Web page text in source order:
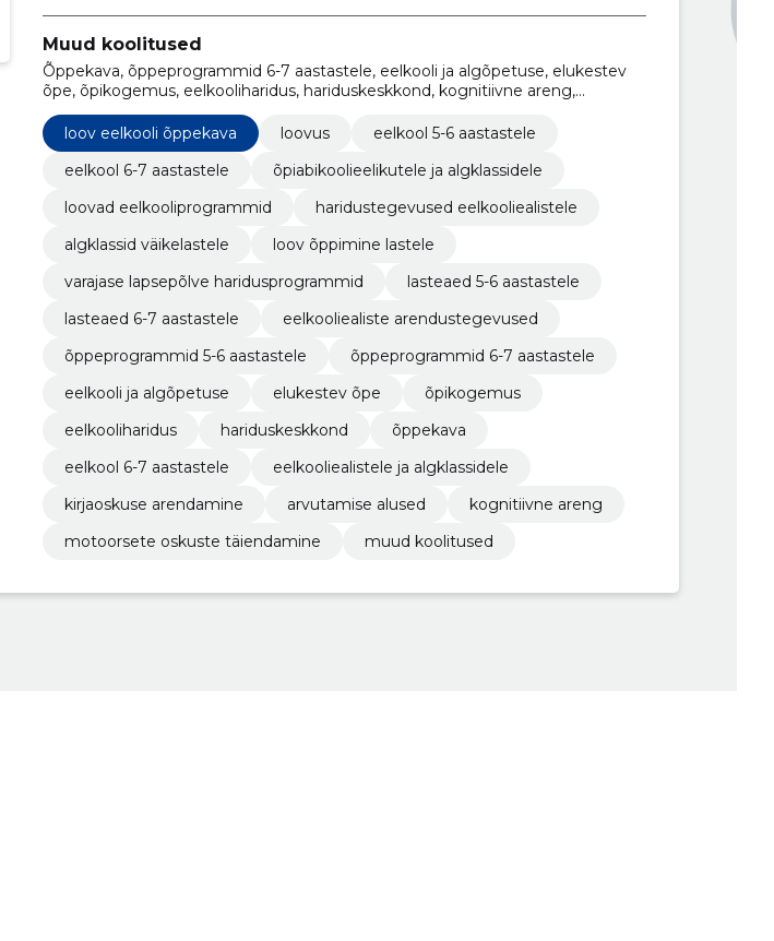
Muud koolitused
Õppekava, õppeprogrammid 6-7 aastastele, eelkooli ja algõpetuse, elukestev
õpe, õpikogemus, eelkooliharidus, hariduskeskkond, kognitiivne areng,
arvutamise alused, kirjaoskuse arendamine
loov eelkooli õppekava
loovus
eelkool 5-6 aastastele
eelkool 6-7 aastastele
õpiabikoolieelikutele ja algklassidele
loovad eelkooliprogrammid
haridustegevused eelkooliealistele
algklassid väikelastele
loov õppimine lastele
varajase lapsepõlve haridusprogrammid
lasteaed 5-6 aastastele
lasteaed 6-7 aastastele
eelkooliealiste arendustegevused
õppeprogrammid 5-6 aastastele
õppeprogrammid 6-7 aastastele
eelkooli ja algõpetuse
elukestev õpe
õpikogemus
eelkooliharidus
hariduskeskkond
õppekava
eelkool 6-7 aastastele
eelkooliealistele ja algklassidele
kirjaoskuse arendamine
arvutamise alused
kognitiivne areng
motoorsete oskuste täiendamine
muud koolitused